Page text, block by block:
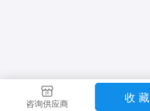
咨询供应商 收 藏